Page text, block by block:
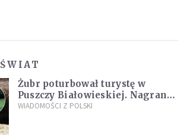
ŚWIAT
Żubr poturbował turystę w
Puszczy Białowieskiej. Nagranie
daje do myślenia
WIADOMOŚCI Z POLSKI